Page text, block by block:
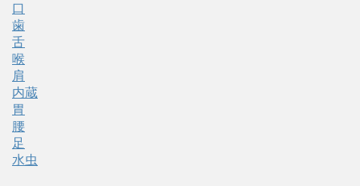
口
歯
舌
喉
肩
内蔵
胃
腰
足
水虫